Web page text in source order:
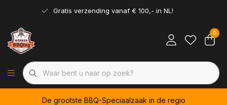
Gratis verzending vanaf € 100,- in NL!
0
De grootste BBQ-Speciaalzaak in de regio